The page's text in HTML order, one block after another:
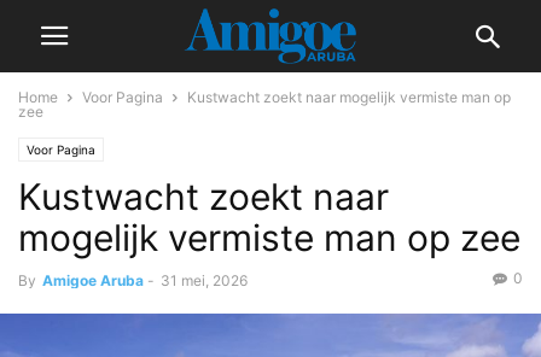
Home Voor Pagina
Kustwacht zoekt naar mogelijk vermiste man op
zee
Voor Pagina
Kustwacht zoekt naar
mogelijk vermiste man op zee
By Amigoe Aruba - 31 mei, 2026 0